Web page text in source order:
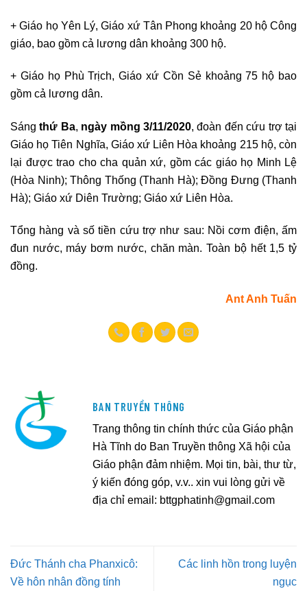
+ Giáo họ Yên Lý, Giáo xứ Tân Phong khoảng 20 hộ Công
giáo, bao gồm cả lương dân khoảng 300 hộ.
+ Giáo họ Phù Trịch, Giáo xứ Cồn Sẻ khoảng 75 hộ bao
gồm cả lương dân.
Sángthứ Ba, ngày mồng 3/11/2020, đoàn đến cứu trợ tại
Giáo họ Tiên Nghĩa, Giáo xứ Liên Hòa khoảng 215 hộ, còn
lại được trao cho cha quản xứ, gồm các giáo họ Minh Lệ
(Hòa Ninh); Thông Thống (Thanh Hà); Đồng Đưng (Thanh
Hà); Giáo xứ Diên Trường; Giáo xứ Liên Hòa.
Tổng hàng và số tiền cứu trợ như sau: Nồi cơm điện, ấm
đun nước, máy bơm nước, chăn màn. Toàn bộ hết 1,5 tỷ
đồng.
Ant Anh Tuấn
BAN TRUYỀN THÔNG
Trang thông tin chính thức của Giáo phận
Hà Tĩnh do Ban Truyền thông Xã hội của
Giáo phận đảm nhiệm. Mọi tin, bài, thư từ,
ý kiến đóng góp, v.v.. xin vui lòng gửi về
địa chỉ email: bttgphatinh@gmail.com
Đức Thánh cha Phanxicô:
Về hôn nhân đồng tính
Các linh hồn trong luyện
ngục